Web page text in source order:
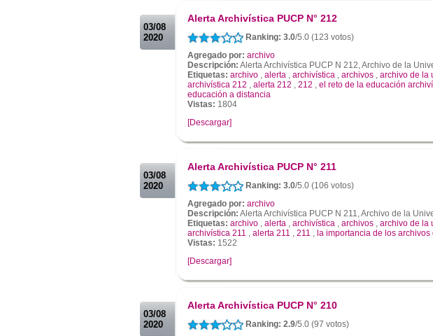
03/08
2020
Alerta Archivística PUCP N° 212
Ranking: 3.0/5.0 (123 votos)
Agregado por: archivo
Descripción: Alerta Archivística PUCP N 212, Archivo de la
Etiquetas: archivo , alerta , archivística , archivos , archivo de la
archivística 212 , alerta 212 , 212 , el reto de la educación
educación a distancia
Vistas: 1804
[Descargar]
03/08
2020
Alerta Archivística PUCP N° 211
Ranking: 3.0/5.0 (106 votos)
Agregado por: archivo
Descripción: Alerta Archivística PUCP N 211, Archivo de la
Etiquetas: archivo , alerta , archivística , archivos , archivo de la
archivística 211 , alerta 211 , 211 , la importancia de los archivos
Vistas: 1522
[Descargar]
03/08
2020
Alerta Archivística PUCP N° 210
Ranking: 2.9/5.0 (97 votos)